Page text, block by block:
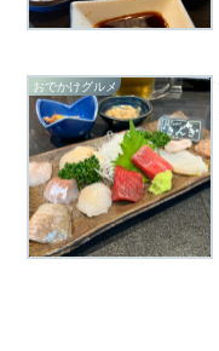
おでかけグルメ